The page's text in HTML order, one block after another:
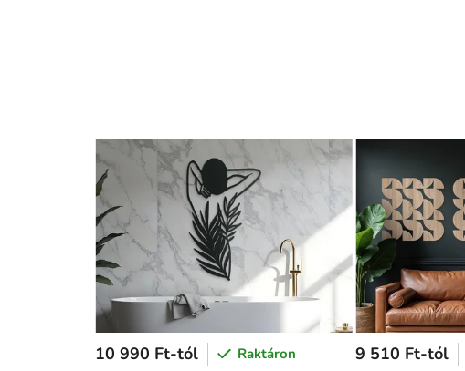
10 990 Ft-tól Raktáron 9 510 Ft-tól